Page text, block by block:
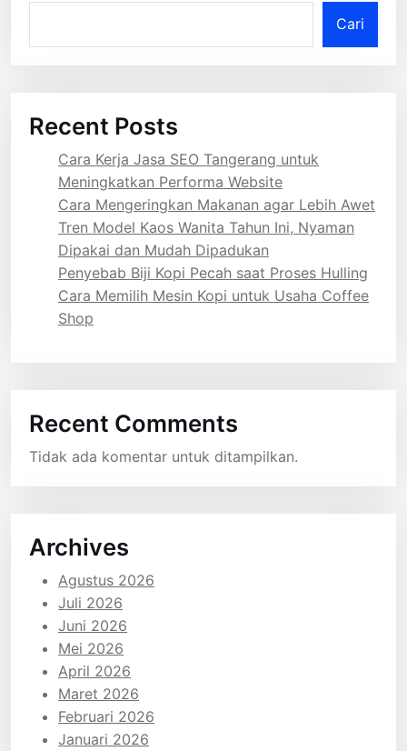
Cari
Recent Posts
Cara Kerja Jasa SEO Tangerang untuk
Meningkatkan Performa Website
Cara Mengeringkan Makanan agar Lebih Awet
Tren Model Kaos Wanita Tahun Ini, Nyaman
Dipakai dan Mudah Dipadukan
Penyebab Biji Kopi Pecah saat Proses Hulling
Cara Memilih Mesin Kopi untuk Usaha Coffee
Shop
Recent Comments
Tidak ada komentar untuk ditampilkan.
Archives
Agustus 2026
Juli 2026
Juni 2026
Mei 2026
April 2026
Maret 2026
Februari 2026
Januari 2026